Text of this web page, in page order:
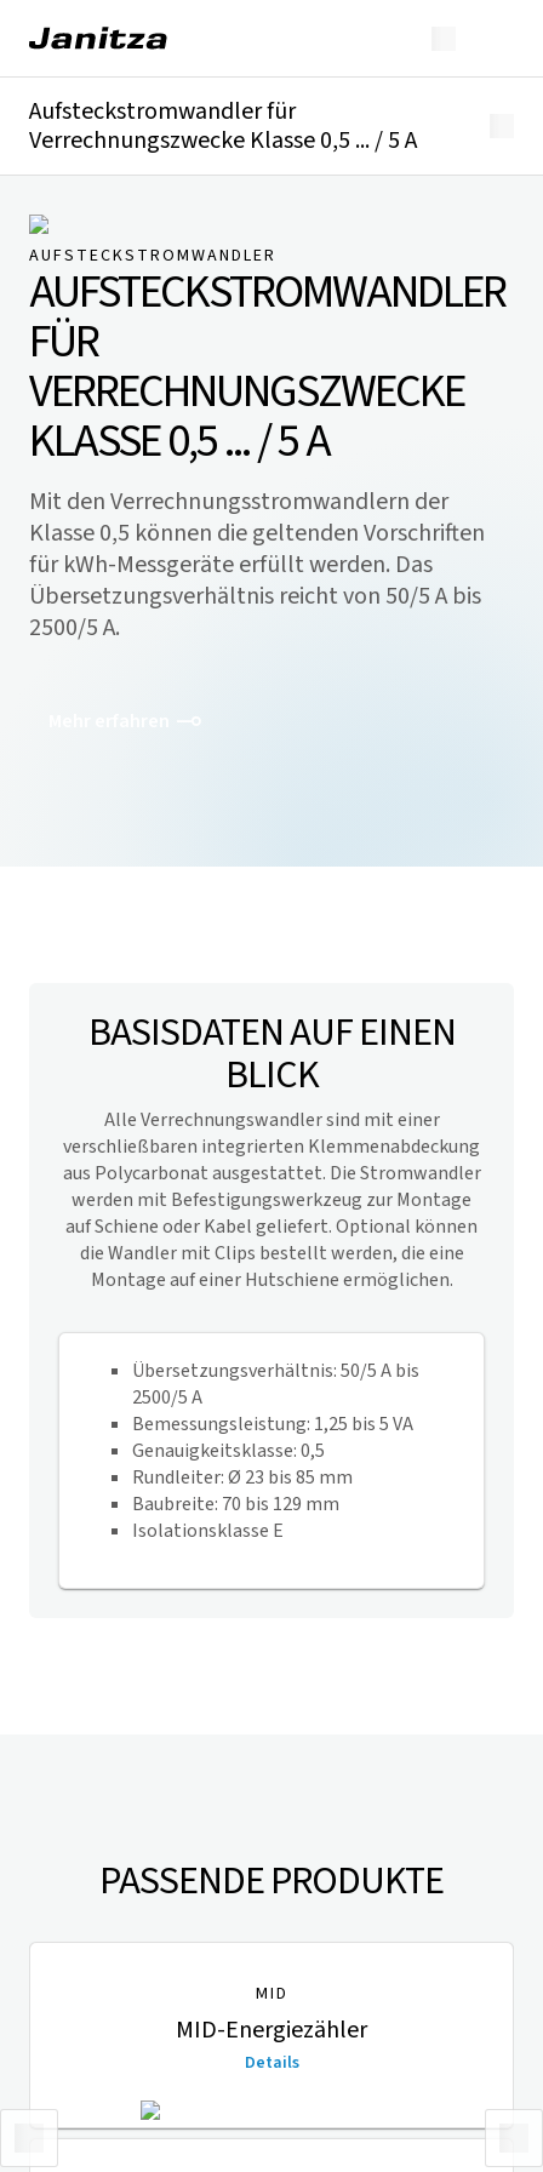
Aufsteckstromwandler für
Verrechnungszwecke Klasse 0,5 ... / 5 A
Technische Details
Downloads
AUFSTECKSTROMWANDLER
AUFSTECKSTROMWANDLER
FÜR
VERRECHNUNGSZWECKE
KLASSE 0,5 ... / 5 A
Mit den Verrechnungsstromwandlern der
Klasse 0,5 können die geltenden Vorschriften
für kWh-Messgeräte erfüllt werden. Das
Übersetzungsverhältnis reicht von 50/5 A bis
2500/5 A.
BASISDATEN AUF EINEN
BLICK
Alle Verrechnungswandler sind mit einer
verschließbaren integrierten Klemmenabdeckung
aus Polycarbonat ausgestattet. Die Stromwandler
werden mit Befestigungswerkzeug zur Montage
auf Schiene oder Kabel geliefert. Optional können
die Wandler mit Clips bestellt werden, die eine
Montage auf einer Hutschiene ermöglichen.
Übersetzungsverhältnis: 50/5 A bis
2500/5 A
Bemessungsleistung: 1,25 bis 5 VA
Genauigkeitsklasse: 0,5
Rundleiter: Ø 23 bis 85 mm
Baubreite: 70 bis 129 mm
Isolationsklasse E
PASSENDE PRODUKTE
MID
MID-Energiezähler
Details